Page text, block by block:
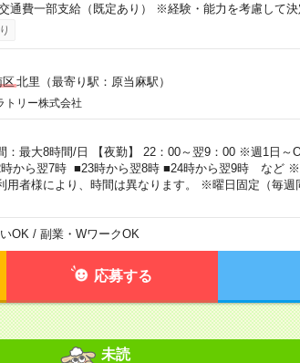
通費一部支給（既定あり） ※経験・能力を考慮して決
区北里（最寄り駅：原当麻駅）
トリー株式会社
：最大8時間/日 【夜勤】 22：00～翌9：00 ※週1日
から翌7時 ■23時から翌8時 ■24時から翌9時 など ※
用者様により、時間は異なります。 ※曜日固定（毎週
OK / 副業・WワークOK
応募する
未読